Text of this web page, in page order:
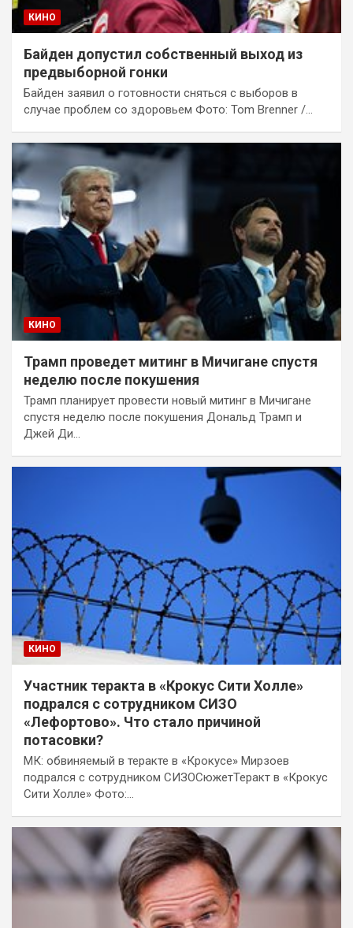
КИНО
Байден допустил собственный выход из
предвыборной гонки
Байден заявил о готовности сняться с выборов в
случае проблем со здоровьем Фото: Tom Brenner /…
КИНО
Трамп проведет митинг в Мичигане спустя
неделю после покушения
Трамп планирует провести новый митинг в Мичигане
спустя неделю после покушения Дональд Трамп и
Джей Ди…
КИНО
Участник теракта в «Крокус Сити Холле»
подрался с сотрудником СИЗО
«Лефортово». Что стало причиной
потасовки?
МК: обвиняемый в теракте в «Крокусе» Мирзоев
подрался с сотрудником СИЗОСюжетТеракт в «Крокус
Сити Холле» Фото:…